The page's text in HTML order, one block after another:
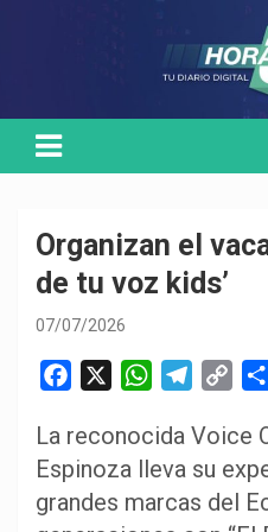
Organizan el
de tu voz kids’
07/07/2026
c
e
b
W
a
t
s
l
e
g
p
y
L
La reconocida Voice
Espinoza lleva su
grandes marcas del